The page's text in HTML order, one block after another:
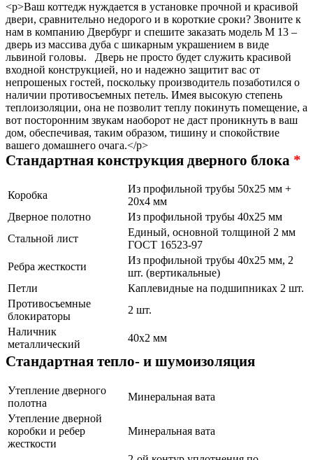
<p>Ваш коттедж нуждается в установке прочной и красивой
двери, сравнительно недорого и в короткие сроки? Звоните к
нам в компанию Двербург и спешите заказать модель М 13 –
дверь из массива дуба с шикарным украшением в виде
львиной головы. Дверь не просто будет служить красивой
входной конструкцией, но и надежно защитит вас от
непрошеных гостей, поскольку производитель позаботился о
наличии противосъемных петель. Имея высокую степень
теплоизоляции, она не позволит теплу покинуть помещение, а
вот посторонним звукам наоборот не даст проникнуть в ваш
дом, обеспечивая, таким образом, тишину и спокойствие
вашего домашнего очага.</p>
Стандартная конструкция дверного блока *
Коробка
Из профильной трубы 50х25 мм +
20х4 мм
Дверное полотно
Из профильной трубы 40х25 мм
Стальной лист
Единый, основной толщиной 2 мм
ГОСТ 16523-97
Ребра жесткости
Из профильной трубы 40х25 мм, 2
шт. (вертикальные)
Петли
Каплевидные на подшипниках 2 шт.
Противосъемные
блокираторы
2 шт.
Наличник
металлический
40х2 мм
Стандартная тепло- и шумоизоляция
Утепление дверного
полотна
Минеральная вата
Утепление дверной
коробки и ребер
жесткости
Минеральная вата